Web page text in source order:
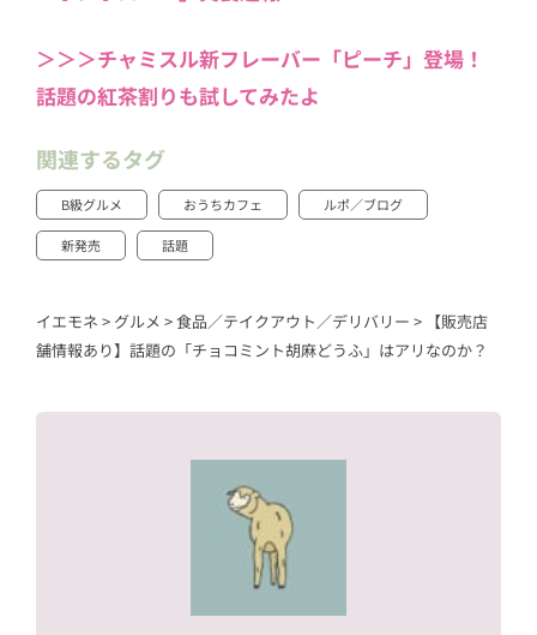
＞＞＞チャミスル新フレーバー「ピーチ」登場！
話題の紅茶割りも試してみたよ
関連するタグ
B級グルメ おうちカフェ ルポ／ブログ
新発売 話題
イエモネ > グルメ >食品／テイクアウト／デリバリー > 【販売店
舗情報あり】話題の「チョコミント胡麻どうふ」はアリなのか？